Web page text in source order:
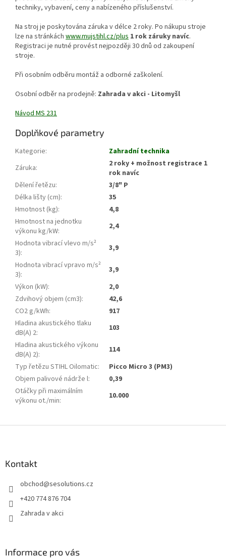
techniky, vybavení, ceny a nabízeného příslušenství.
Na stroj je poskytována záruka v délce 2 roky. Po nákupu stroje
lze na stránkách www.mujstihl.cz/plus 1 rok záruky navíc.
Registraci je nutné provést nejpozději 30 dnů od zakoupení
stroje.
Při osobním odběru montáž a odborné zaškolení.
Osobní odběr na prodejně: Zahrada v akci - Litomyšl
Návod MS 231
Doplňkové parametry
Kategorie:
Zahradní technika
Záruka:
2 roky + možnost registrace 1
rok navíc
Dělení řetězu:
3/8" P
Délka lišty (cm):
35
Hmotnost (kg):
4,8
Hmotnost na jednotku
výkonu kg/kW:
2,4
Hodnota vibrací vlevo m/s²
3):
3,9
Hodnota vibrací vpravo m/s²
3):
3,9
Výkon (kW):
2,0
Zdvihový objem (cm3):
42,6
CO2 g/kWh:
917
Hladina akustického tlaku
dB(A) 2:
103
Hladina akustického výkonu
dB(A) 2):
114
Typ řetězu STIHL Oilomatic:
Picco Micro 3 (PM3)
Objem palivové nádrže l:
0,39
Otáčky při maximálním
výkonu ot./min: 10.000
Kontakt
obchod@sesolutions.cz
+420 774 876 704
Zahrada v akci
Informace pro vás